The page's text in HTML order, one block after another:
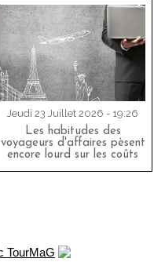
Jeudi 23 Juillet 2026 - 19:26
Les habitudes des
voyageurs d'affaires pèsent
encore lourd sur les coûts